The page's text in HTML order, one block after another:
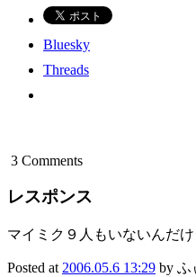
Bluesky
Threads
3 Comments
レスポンス
マイミク９人もいないんだけ
Posted at 2006.05.6 13:29 by ふ